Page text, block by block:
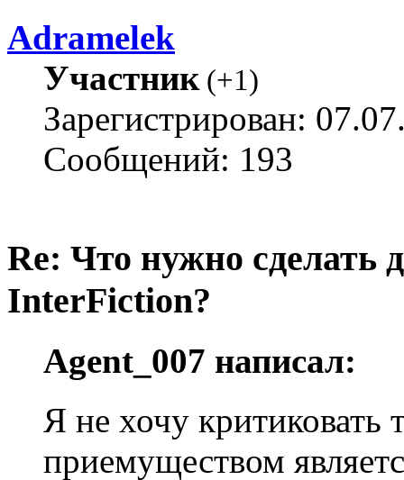
Adramelek
Участник(+1)
Зарегистрирован:
Сообщений: 193
Re: Что нужно сделать
InterFiction?
Agent_007 написал:
Я не хочу критиковать
приемуществом